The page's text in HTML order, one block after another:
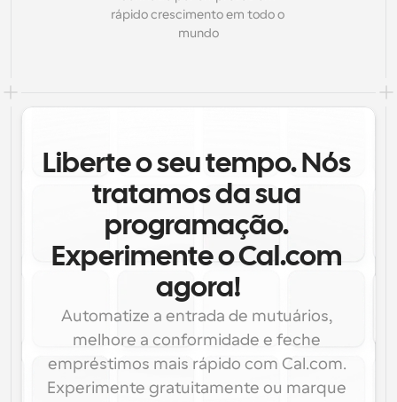
rápido crescimento em todo o
mundo
Liberte o seu tempo. Nós
tratamos da sua
programação.
Experimente o Cal.com
agora!
Automatize a entrada de mutuários,
melhore a conformidade e feche
empréstimos mais rápido com Cal.com.
Experimente gratuitamente ou marque